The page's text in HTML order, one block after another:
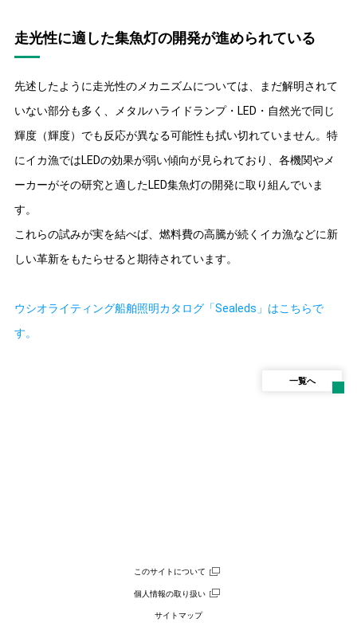
走光性に適した集魚灯の開発が進められている
先述したように走光性のメカニズムについては、まだ解明されて
いない部分も多く、メタルハライドランプ・LED・自然光で同じ
輝度（輝度）でも反応が異なる可能性も拭い切れていません。特
にイカ漁ではLEDの効果が弱い傾向が見られており、各機関やメ
ーカーがその研究と適したLED集魚灯の開発に取り組んでいま
す。
これらの試みが実を結べば、燃料費の高騰が続くイカ漁などに新
しい革新をもたらせると期待されています。
ウシオライティング船舶照明カタログ「Sealeds」はこちらで
す。
一覧へ
このサイトについて
個人情報の取り扱い
サイトマップ